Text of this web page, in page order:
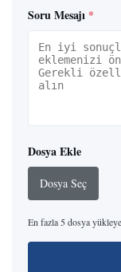
Soru Mesajı *
Dosya Ekle
Dosya Seç
En fazla 5 dosya